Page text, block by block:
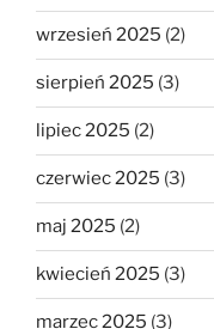
wrzesień 2025 (2)
sierpień 2025 (3)
lipiec 2025 (2)
czerwiec 2025 (3)
maj 2025 (2)
kwiecień 2025 (3)
marzec 2025 (3)